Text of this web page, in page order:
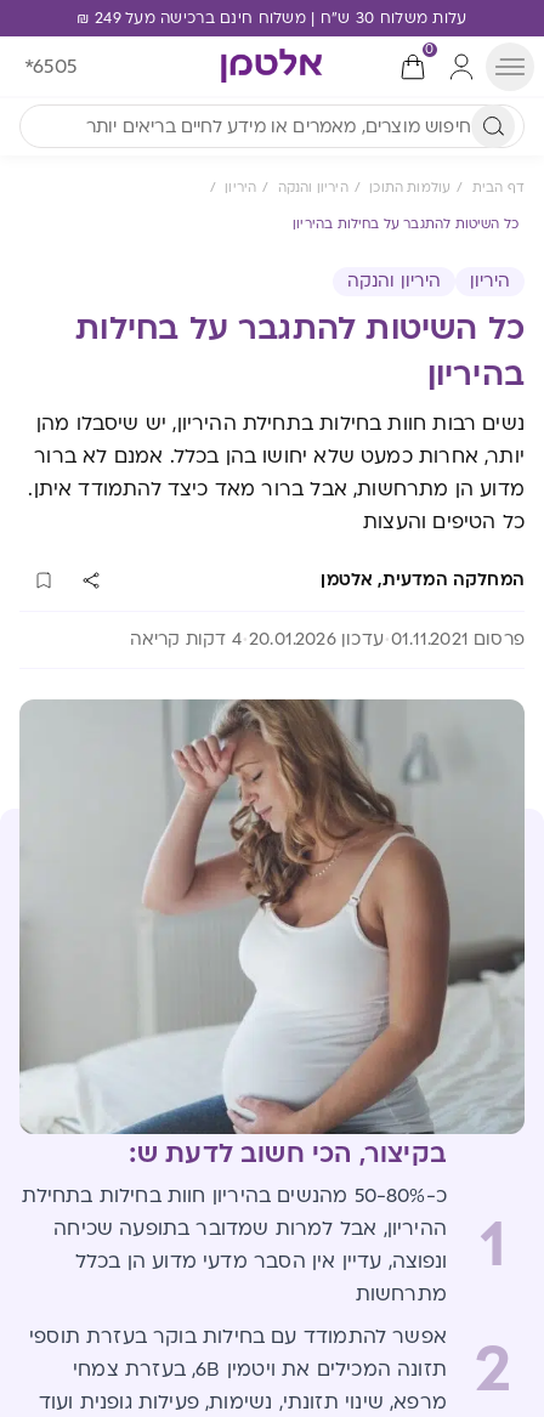
עלות משלוח 30 ש"ח | משלוח חינם ברכישה מעל 249 ₪
0
*6505
דף הבית עולמות התוכן היריון והנקה היריון
כל השיטות להתגבר על בחילות בהיריון
היריון היריון והנקה
כל השיטות להתגבר על בחילות
בהיריון
נשים רבות חוות בחילות בתחילת ההיריון, יש שיסבלו מהן
יותר, אחרות כמעט שלא יחושו בהן בכלל. אמנם לא ברור
מדוע הן מתרחשות, אבל ברור מאד כיצד להתמודד איתן.
כל הטיפים והעצות
המחלקה המדעית, אלטמן
פרסום 01.11.2021 עדכון 20.01.2026 4 דקות קריאה
בקיצור, הכי חשוב לדעת ש:
1
כ-50-80% מהנשים בהיריון חוות בחילות בתחילת
ההיריון, אבל למרות שמדובר בתופעה שכיחה
ונפוצה, עדיין אין הסבר מדעי מדוע הן בכלל
מתרחשות
2
אפשר להתמודד עם בחילות בוקר בעזרת תוספי
תזונה המכילים את ויטמין 6B, בעזרת צמחי
מרפא, שינוי תזונתי, נשימות, פעילות גופנית ועוד